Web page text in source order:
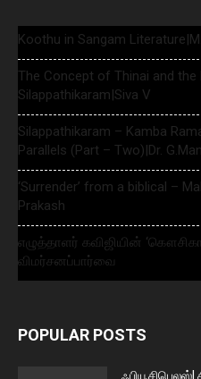
Koothu in Sangam
The Concept of Thinai and the
Silappathikaram|Siva V
Silappathikaram – Kamba
Parallels (Part – Two)|Dr.
‘Surrender’ from a biblical –
Prakash
எழுத்தாளர் கவிஜியின்
விமர்சனப்பார்வை
POPULAR POSTS
ஃபியூசிபெலஸ்|